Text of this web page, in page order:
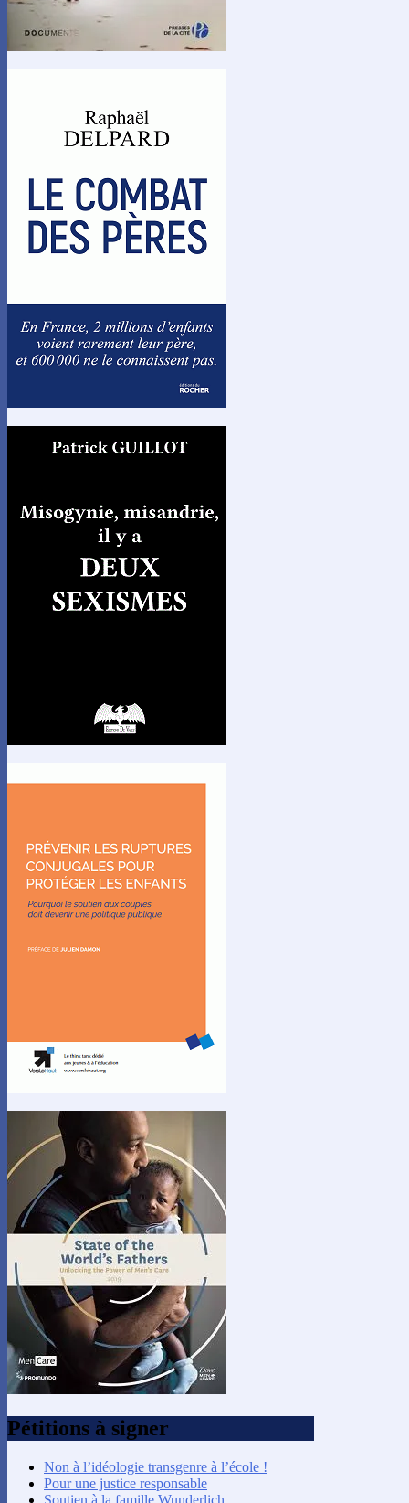
Pétitions à signer
Non à l’idéologie transgenre à l’école !
Pour une justice responsable